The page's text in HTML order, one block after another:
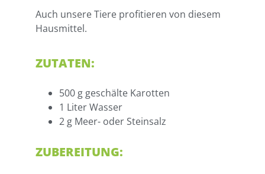
Auch unsere Tiere profitieren von diesem
Hausmittel.
ZUTATEN:
500 g geschälte Karotten
1 Liter Wasser
2 g Meer- oder Steinsalz
ZUBEREITUNG: